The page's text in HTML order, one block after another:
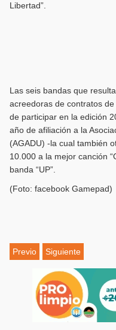
Libertad”.
Las seis bandas que
acreedoras de contratos
de participar en la edición
año de afiliación a la
(AGADU) -la cual también
10.000 a la mejor canción
banda “UP”.
(Foto: facebook Gamepad)
Previo Siguiente